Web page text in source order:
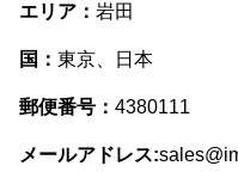
エリア： 岩田
国： 東京、日本
郵便番号： 4380111
メールアドレス: